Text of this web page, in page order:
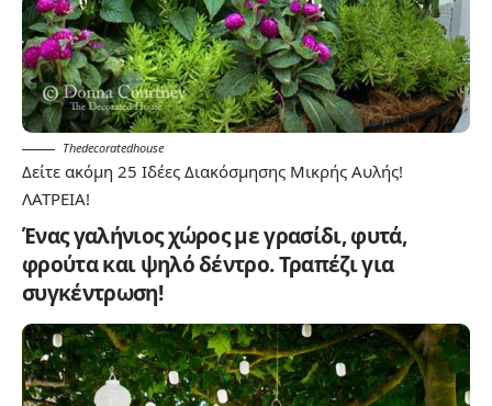
Thedecoratedhouse
Δείτε ακόμη 25 Ιδέες Διακόσμησης Μικρής Αυλής!
ΛΑΤΡΕΙΑ!
Ένας γαλήνιος χώρος με γρασίδι, φυτά,
φρούτα και ψηλό δέντρο. Τραπέζι για
συγκέντρωση!